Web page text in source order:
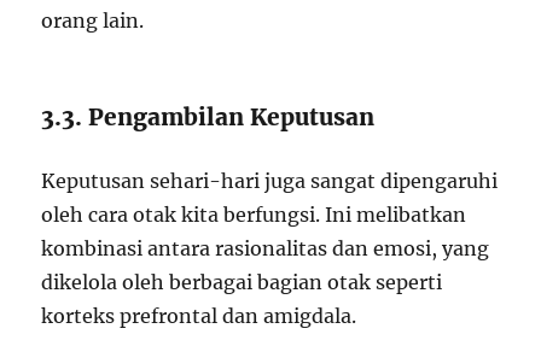
orang lain.
3.3. Pengambilan Keputusan
Keputusan sehari-hari juga sangat dipengaruhi
oleh cara otak kita berfungsi. Ini melibatkan
kombinasi antara rasionalitas dan emosi, yang
dikelola oleh berbagai bagian otak seperti
korteks prefrontal dan amigdala.